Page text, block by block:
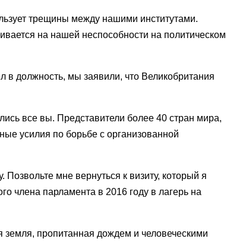
трещины между нашими институтами.
на нашей неспособности на политическом
в должность, мы заявили, что Великобритания
все вы. Представители более 40 стран мира,
усилия по борьбе с организованной
Позвольте мне вернуться к визиту, который я
члена парламента в 2016 году в лагерь на
земля, пропитанная дождем и человеческими